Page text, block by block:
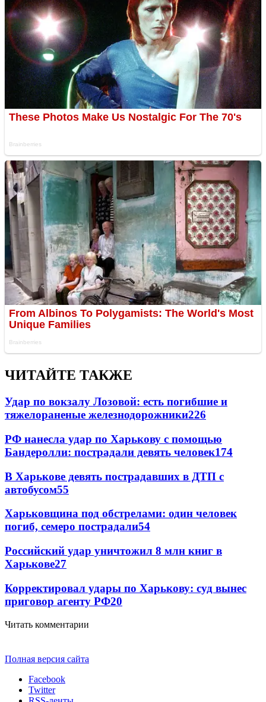
ЧИТАЙТЕ ТАКЖЕ
Удар по вокзалу Лозовой: есть погибшие и
тяжелораненые железнодорожники226
РФ нанесла удар по Харькову с помощью
Бандеролли: пострадали девять человек174
В Харькове девять пострадавших в ДТП с
автобусом55
Харьковщина под обстрелами: один человек
погиб, семеро пострадали54
Российский удар уничтожил 8 млн книг в
Харькове27
Корректировал удары по Харькову: суд вынес
приговор агенту РФ20
Читать комментарии
Полная версия сайта
Facebook
Twitter